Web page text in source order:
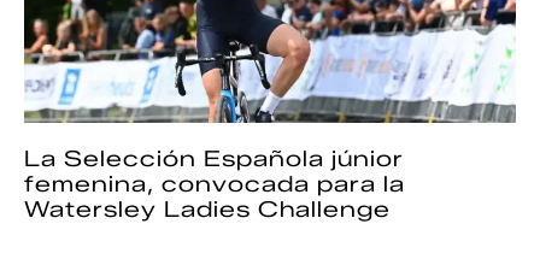
La Selección Española júnior
femenina, convocada para la
Watersley Ladies Challenge